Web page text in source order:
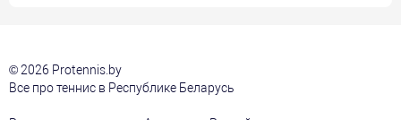
© 2026 Protennis.by
Все про теннис в Республике Беларусь